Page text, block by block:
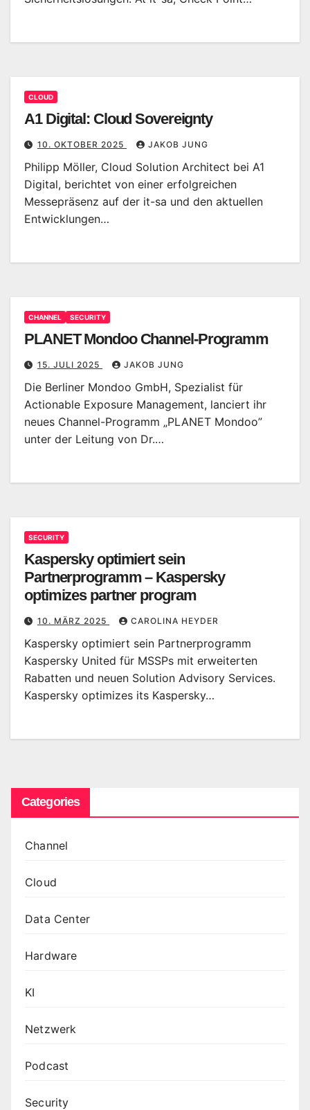
CLOUD
A1 Digital: Cloud Sovereignty
10. OKTOBER 2025 JAKOB JUNG
Philipp Möller, Cloud Solution Architect bei A1
Digital, berichtet von einer erfolgreichen
Messepräsenz auf der it-sa und den aktuellen
Entwicklungen…
CHANNEL SECURITY
PLANET Mondoo Channel-Programm
15. JULI 2025 JAKOB JUNG
Die Berliner Mondoo GmbH, Spezialist für
Actionable Exposure Management, lanciert ihr
neues Channel-Programm „PLANET Mondoo”
unter der Leitung von Dr.…
SECURITY
Kaspersky optimiert sein
Partnerprogramm – Kaspersky
optimizes partner program
10. MÄRZ 2025 CAROLINA HEYDER
Kaspersky optimiert sein Partnerprogramm
Kaspersky United für MSSPs mit erweiterten
Rabatten und neuen Solution Advisory Services.
Kaspersky optimizes its Kaspersky…
Categories
Channel
Cloud
Data Center
Hardware
KI
Netzwerk
Podcast
Security